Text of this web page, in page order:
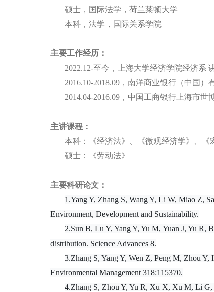
硕士，国际法学，荷兰莱顿大学
本科，法学，国际关系学院
主要工作经历：
2022.12-至今，上海大学经济学院经济系
2016.10-2018.09 ，南洋商业银行（中国）
2014.04-2016.09 ，中国工商银行上海市世
主讲课程：
本科：《经济法》、《微观经济学》、《
硕士：《劳动法》
主要科研论文：
1.Yang Y, Zhang S, Wang Y, Li W, Miao Z,
Environment, Development and Sustainability.
2.Sun B, Lu Y, Yang Y, Yu M, Yuan J, Yu R,
distribution. Science Advances 8.
3.Zhang S, Yang Y, Wen Z, Peng M, Zhou Y,
Environmental Management 318:115370.
4.Zhang S, Zhou Y, Yu R, Xu X, Xu M, Li G,